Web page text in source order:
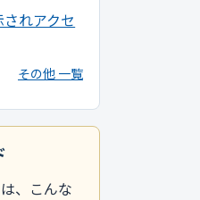
れアクセ
その他 一覧
、こんな